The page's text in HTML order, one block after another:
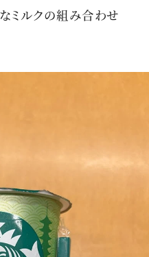
ミルクの組み合わせ